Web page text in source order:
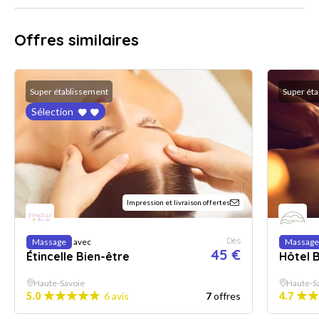
Offres similaires
Super établissement
Sélection
Impression et livraison offertes
Massage avec
Étincelle Bien-être
Dès
45 €
Haute-Savoie
5.0 6 avis 7offres
Super
Massage
Hôtel
Haute-
4.7